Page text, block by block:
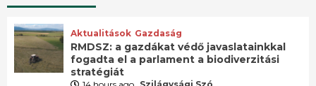
Aktualitások Gazdaság
RMDSZ: a gazdákat védő javaslatainkkal
fogadta el a parlament a biodiverzitási
stratégiát